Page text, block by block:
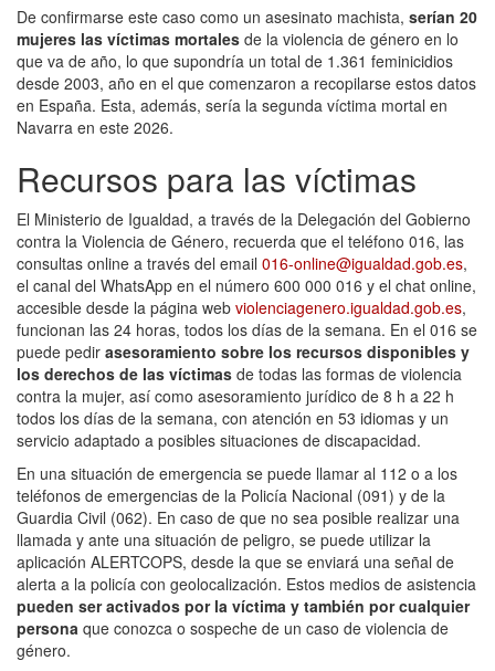
De confirmarse este caso como un asesinato machista, serían 20
mujeres las víctimas mortales de la violencia de género en lo
que va de año, lo que supondría un total de 1.361 feminicidios
desde 2003, año en el que comenzaron a recopilarse estos datos
en España. Esta, además, sería la segunda víctima mortal en
Navarra en este 2026.
Recursos para las víctimas
El Ministerio de Igualdad, a través de la Delegación del Gobierno
contra la Violencia de Género, recuerda que el teléfono 016, las
consultas online a través del email 016-online@igualdad.gob.es,
el canal del WhatsApp en el número 600 000 016 y el chat online,
accesible desde la página web violenciagenero.igualdad.gob.es,
funcionan las 24 horas, todos los días de la semana. En el 016 se
puede pedir asesoramiento sobre los recursos disponibles y
los derechos de las víctimas de todas las formas de violencia
contra la mujer, así como asesoramiento jurídico de 8 h a 22 h
todos los días de la semana, con atención en 53 idiomas y un
servicio adaptado a posibles situaciones de discapacidad.
En una situación de emergencia se puede llamar al 112 o a los
teléfonos de emergencias de la Policía Nacional (091) y de la
Guardia Civil (062). En caso de que no sea posible realizar una
llamada y ante una situación de peligro, se puede utilizar la
aplicación ALERTCOPS, desde la que se enviará una señal de
alerta a la policía con geolocalización. Estos medios de asistencia
pueden ser activados por la víctima y también por cualquier
persona que conozca o sospeche de un caso de violencia de
género.